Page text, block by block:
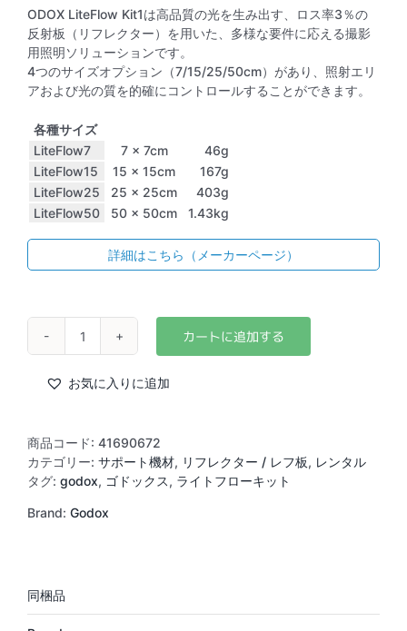
ODOX LiteFlow Kit1は高品質の光を生み出す、ロス率3％の
反射板（リフレクター）を用いた、多様な要件に応える撮影
用照明ソリューションです。
4つのサイズオプション（7/15/25/50cm）があり、照射エリ
アおよび光の質を的確にコントロールすることができます。
各種サイズ
LiteFlow7
7 × 7cm
46g
LiteFlow15
15 × 15cm
167g
LiteFlow25
25 × 25cm
403g
LiteFlow50
50 × 50cm 1.43kg
詳細はこちら（メーカーページ）
GODOX
Kit1
お気に入りに追加
商品コード: 41690672
カテゴリー: サポート機材, リフレクター / レフ板, レンタル
タグ: godox, ゴドックス, ライトフローキット
Brand: Godox